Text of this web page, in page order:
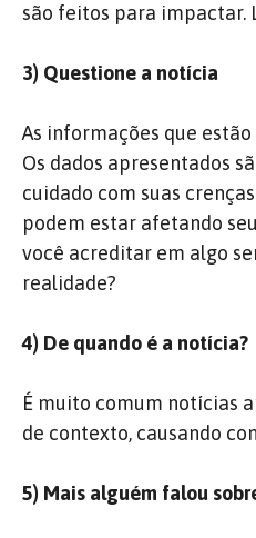
são feitos para impactar.
3) Questione a notícia
As informações que
Os dados apresentados
cuidado com suas
podem estar afetando
você acreditar em algo
realidade?
4) De quando é a notícia?
É muito comum notícias
de contexto, causando
5) Mais alguém falou